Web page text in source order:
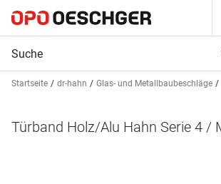
Startseite dr-hahn Glas- und Metallbaubeschläge
Türband Holz/Alu Hahn Serie 4 /